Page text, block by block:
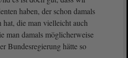
haben, der schon damals
hat, die man vielleicht auch
man damals möglicherweise
Bundesregierung hätte so